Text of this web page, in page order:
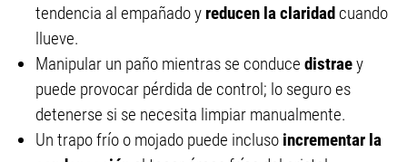
tendencia al empañado y reducen la claridad cuando
llueve.
Manipular un paño mientras se conduce distraey
puede provocar pérdida de control; lo seguro es
detenerse si se necesita limpiar manualmente.
Un trapo frío o mojado puede incluso incrementar la